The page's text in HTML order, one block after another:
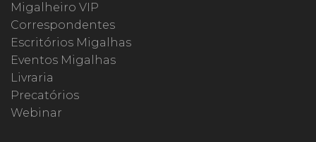
Migalheiro VIP
Correspondentes
Escritórios Migalhas
Eventos Migalhas
Livraria
Precatórios
Webinar